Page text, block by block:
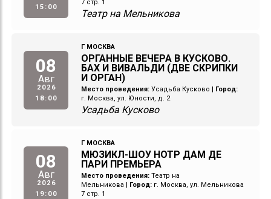
15:00
7 стр. 1
Театр на Мельникова
08
Авг
2026
18:00
Г МОСКВА
ОРГАННЫЕ ВЕЧЕРА В КУСКОВО.
БАХ И ВИВАЛЬДИ (ДВЕ СКРИПКИ
И ОРГАН)
Место проведения: Усадьба Кусково
Город:
г. Москва, ул. Юности, д. 2
Усадьба Кусково
08
Авг
2026
19:00
Г МОСКВА
МЮЗИКЛ-ШОУ НОТР ДАМ ДЕ
ПАРИ ПРЕМЬЕРА
Место проведения: Театр на
Мельникова
Город: г. Москва, ул. Мельникова
7 стр. 1